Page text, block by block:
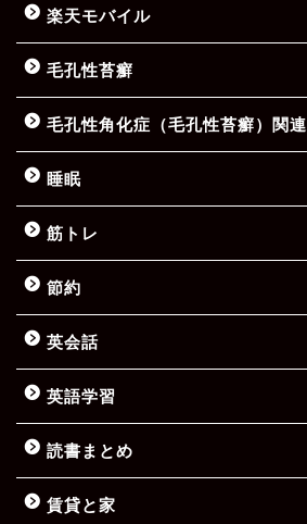
楽天モバイル
毛孔性苔癬
毛孔性角化症（毛孔性苔癬）関連
睡眠
筋トレ
節約
英会話
英語学習
読書まとめ
賃貸と家